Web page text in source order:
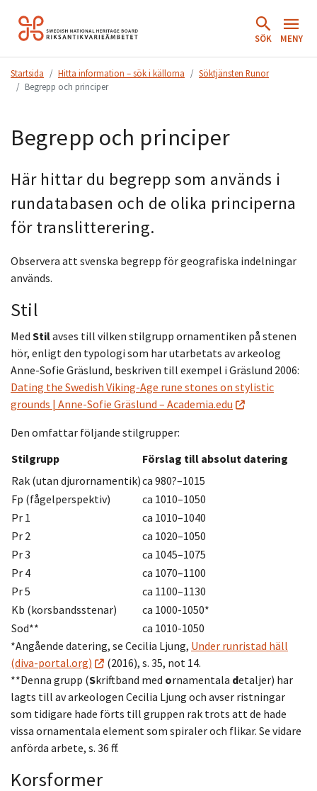
Hoppa
till
SÖK MENY
Startsida Hitta information – sök i källorna
Söktjänsten Runor
Begrepp och principer
Begrepp och principer
Här hittar du begrepp som används i
rundatabasen och de olika principerna
för translitterering.
Observera att svenska begrepp för geografiska indelningar
används.
Stil
Med Stilavses till vilken stilgrupp ornamentiken på stenen
hör, enligt den typologi som har utarbetats av arkeolog
Anne-Sofie Gräslund, beskriven till exempel i Gräslund 2006:
Dating the Swedish Viking-Age rune stones on stylistic
grounds | Anne-Sofie Gräslund – Academia.edu
Den omfattar följande stilgrupper:
Stilgrupp
Förslag till absolut datering
Rak (utan djurornamentik)ca 980?–1015
Fp (fågelperspektiv)
ca 1010–1050
Pr 1
ca 1010–1040
Pr 2
ca 1020–1050
Pr 3
ca 1045–1075
Pr 4
ca 1070–1100
Pr 5
ca 1100–1130
Kb (korsbandsstenar)
ca 1000-1050*
Sod**
ca 1010-1050
*Angående datering, se Cecilia Ljung, Under runristad häll
(diva-portal.org)
(2016), s. 35, not 14.
**Denna grupp (Skriftband med ornamentala detaljer) har
lagts till av arkeologen Cecilia Ljung och avser ristningar
som tidigare hade förts till gruppen rak trots att de hade
vissa ornamentala element som spiraler och flikar. Se vidare
anförda arbete, s. 36 ff.
Korsformer